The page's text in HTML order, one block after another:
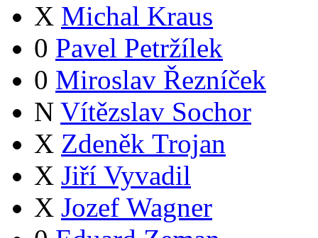
X Michal Kraus
0 Pavel Petržílek
0 Miroslav Řezníček
N Vítězslav Sochor
X Zdeněk Trojan
X Jiří Vyvadil
X Jozef Wagner